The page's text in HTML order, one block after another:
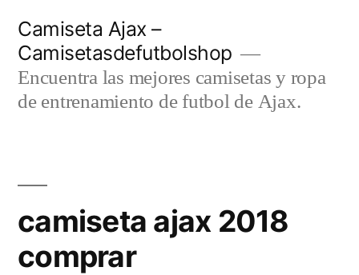
contenido
Camiseta Ajax –
Camisetasdefutbolshop
Encuentra las mejores camisetas y ropa
de entrenamiento de futbol de Ajax.
camiseta ajax 2018
comprar